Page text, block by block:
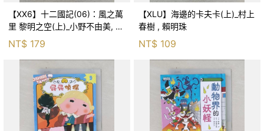
【XX6】十二國記(06)：風之萬
里 黎明之空(上)_小野不由美, 王
蘊潔
NT$ 179
【XLU】海邊的卡夫卡(上)_村上
春樹 , 賴明珠
NT$ 109